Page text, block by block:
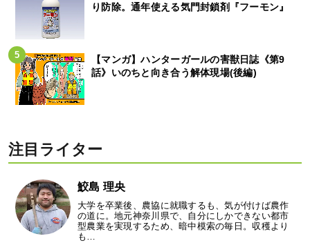
り防除。通年使える気門封鎖剤『フーモン』
【マンガ】ハンターガールの害獣日誌《第9
話》いのちと向き合う解体現場(後編)
注目ライター
鮫島 理央
大学を卒業後、農協に就職するも、気が付けば農作
の道に。地元神奈川県で、自分にしかできない都市
型農業を実現するため、暗中模索の毎日。収穫より
も…